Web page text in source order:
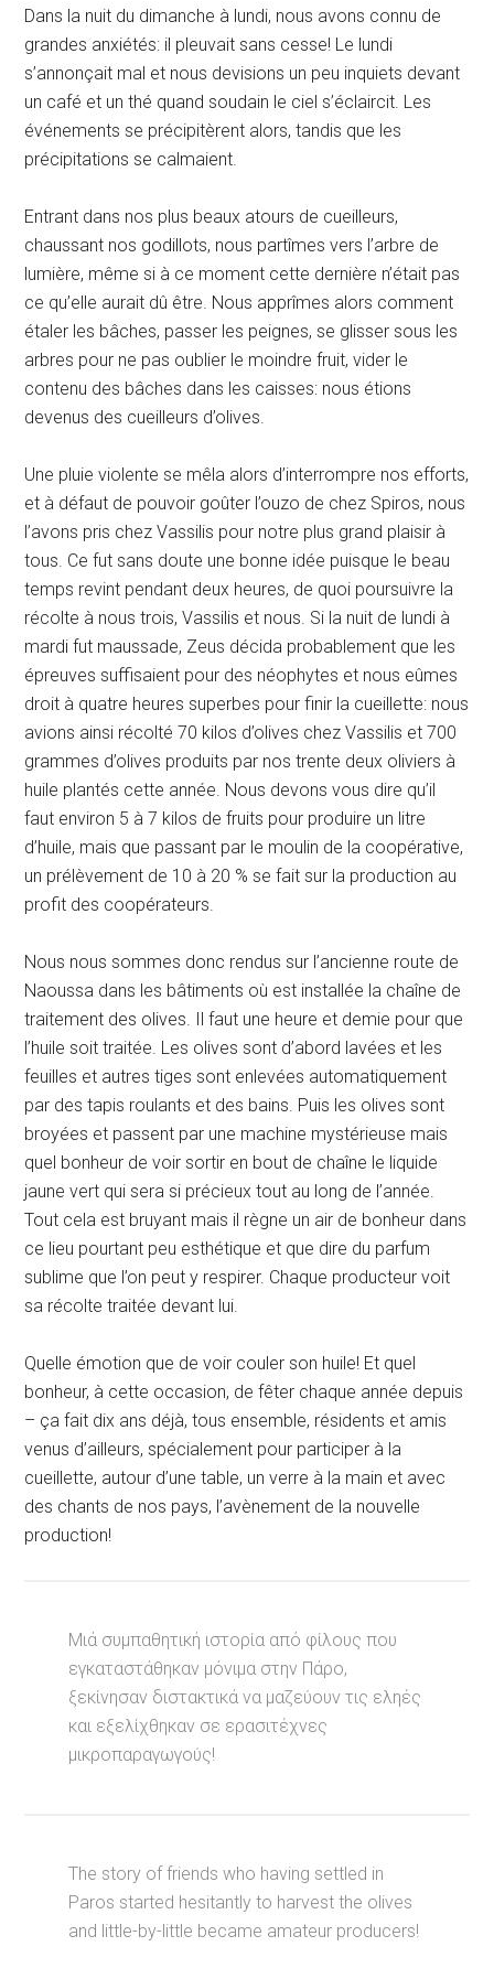
Dans la nuit du dimanche à lundi, nous avons connu de
grandes anxiétés: il pleuvait sans cesse! Le lundi
s’annonçait mal et nous devisions un peu inquiets devant
un café et un thé quand soudain le ciel s’éclaircit. Les
événements se précipitèrent alors, tandis que les
précipitations se calmaient.
Entrant dans nos plus beaux atours de cueilleurs,
chaussant nos godillots, nous partîmes vers l’arbre de
lumière, même si à ce moment cette dernière n’était pas
ce qu’elle aurait dû être. Nous apprîmes alors comment
étaler les bâches, passer les peignes, se glisser sous les
arbres pour ne pas oublier le moindre fruit, vider le
contenu des bâches dans les caisses: nous étions
devenus des cueilleurs d’olives.
Une pluie violente se mêla alors d’interrompre nos efforts,
et à défaut de pouvoir goûter l’ouzo de chez Spiros, nous
l’avons pris chez Vassilis pour notre plus grand plaisir à
tous. Ce fut sans doute une bonne idée puisque le beau
temps revint pendant deux heures, de quoi poursuivre la
récolte à nous trois, Vassilis et nous. Si la nuit de lundi à
mardi fut maussade, Zeus décida probablement que les
épreuves suffisaient pour des néophytes et nous eûmes
droit à quatre heures superbes pour finir la cueillette: nous
avions ainsi récolté 70 kilos d’olives chez Vassilis et 700
grammes d’olives produits par nos trente deux oliviers à
huile plantés cette année. Nous devons vous dire qu’il
faut environ 5 à 7 kilos de fruits pour produire un litre
d’huile, mais que passant par le moulin de la coopérative,
un prélèvement de 10 à 20 % se fait sur la production au
profit des coopérateurs.
Nous nous sommes donc rendus sur l’ancienne route de
Naoussa dans les bâtiments où est installée la chaîne de
traitement des olives. Il faut une heure et demie pour que
l’huile soit traitée. Les olives sont d’abord lavées et les
feuilles et autres tiges sont enlevées automatiquement
par des tapis roulants et des bains. Puis les olives sont
broyées et passent par une machine mystérieuse mais
quel bonheur de voir sortir en bout de chaîne le liquide
jaune vert qui sera si précieux tout au long de l’année.
Tout cela est bruyant mais il règne un air de bonheur dans
ce lieu pourtant peu esthétique et que dire du parfum
sublime que l’on peut y respirer. Chaque producteur voit
sa récolte traitée devant lui.
Quelle émotion que de voir couler son huile! Et quel
bonheur, à cette occasion, de fêter chaque année depuis
– ça fait dix ans déjà, tous ensemble, résidents et amis
venus d’ailleurs, spécialement pour participer à la
cueillette, autour d’une table, un verre à la main et avec
des chants de nos pays, l’avènement de la nouvelle
production!
Μιά συμπαθητική ιστορία από φίλους που
εγκαταστάθηκαν μόνιμα στην Πάρο,
ξεκίνησαν διστακτικά να μαζεύουν τις εληές
και εξελίχθηκαν σε ερασιτέχνες
μικροπαραγωγούς!
The story of friends who having settled in
Paros started hesitantly to harvest the olives
and little-by-little became amateur producers!